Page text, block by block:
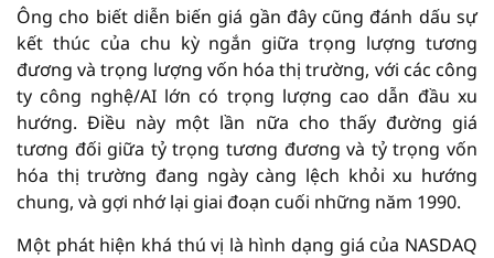
Ông cho biết diễn biến giá gần đây cũng đánh dấu sự
kết thúc của chu kỳ ngắn giữa trọng lượng tương
đương và trọng lượng vốn hóa thị trường, với các công
ty công nghệ/AI lớn có trọng lượng cao dẫn đầu xu
hướng. Điều này một lần nữa cho thấy đường giá
tương đối giữa tỷ trọng tương đương và tỷ trọng vốn
hóa thị trường đang ngày càng lệch khỏi xu hướng
chung, và gợi nhớ lại giai đoạn cuối những năm 1990.
Một phát hiện khá thú vị là hình dạng giá của NASDAQ